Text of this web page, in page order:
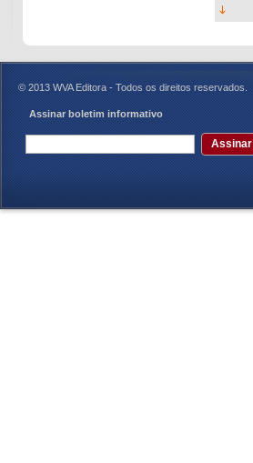
© 2013 WVA Editora - Todos os direitos reservados.
Assinar boletim informativo
Assinar